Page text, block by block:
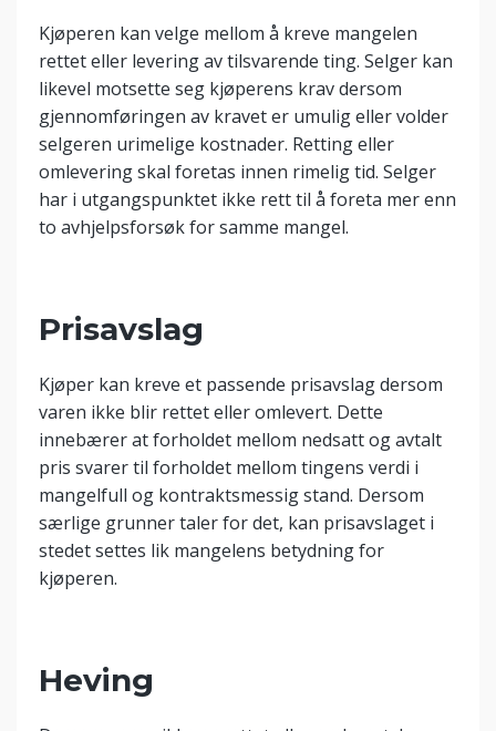
Kjøperen kan velge mellom å kreve mangelen
rettet eller levering av tilsvarende ting. Selger kan
likevel motsette seg kjøperens krav dersom
gjennomføringen av kravet er umulig eller volder
selgeren urimelige kostnader. Retting eller
omlevering skal foretas innen rimelig tid. Selger
har i utgangspunktet ikke rett til å foreta mer enn
to avhjelpsforsøk for samme mangel.
Prisavslag
Kjøper kan kreve et passende prisavslag dersom
varen ikke blir rettet eller omlevert. Dette
innebærer at forholdet mellom nedsatt og avtalt
pris svarer til forholdet mellom tingens verdi i
mangelfull og kontraktsmessig stand. Dersom
særlige grunner taler for det, kan prisavslaget i
stedet settes lik mangelens betydning for
kjøperen.
Heving